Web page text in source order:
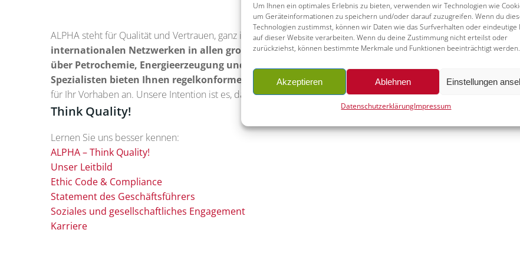
Um Ihnen ein optimales Erlebnis zu bieten, verwenden wir Technologien wie
um Geräteinformationen zu speichern und/oder darauf zuzugreifen. Wenn du
Technologien zustimmst, können wir Daten wie das Surfverhalten oder eindeutige
auf dieser Website verarbeiten. Wenn du deine Zustimmung nicht erteilst oder
zurückziehst, können bestimmte Merkmale und Funktionen beeinträchtigt werden.
Akzeptieren Ablehnen Einstellungen
DatenschutzerklärungImpressum
ALPHA steht für Qualität und Vertrauen, ganz im Sinne unseres Leitgedankens „Think Quality!“. Wir sind als
internationalen Netzwerken in allen großen Industriebranchentätig. Die Interessenschwerpunkte von
über Petrochemie, Energieerzeugung und -lagerung, LNG, Prozessindustrie, Automotive bis hin
Spezialisten bieten Ihnen regelkonforme, maßgeschneiderte Lösungen unter Beachtung von
für Ihr Vorhaben an. Unsere Intention ist es, dass ALPHA Qualität, Transparenz und punktgenaue Zielerfüllung
Think Quality!
Lernen Sie uns besser kennen:
ALPHA – Think Quality!
Unser Leitbild
Ethic Code & Compliance
Statement des Geschäftsführers
Soziales und gesellschaftliches Engagement
Karriere